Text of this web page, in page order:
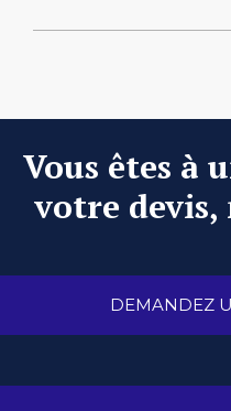
Vous êtes à
votre devis,
DEMANDEZ